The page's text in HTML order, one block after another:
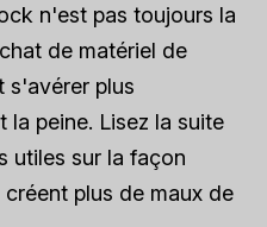
n'est pas toujours la
de matériel de
s'avérer plus
peine. Lisez la suite
utiles sur la façon
plus de maux de